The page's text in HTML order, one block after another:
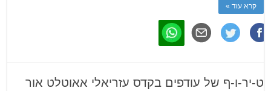
קרא עוד »
ט-יר-ו-ף של עודפים בקדס עזריאלי אאוטלט אור